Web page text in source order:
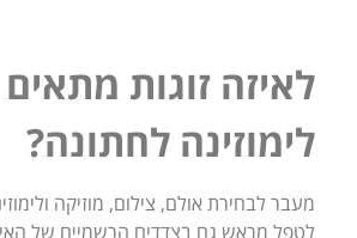
לאיזה זוגות מתאים
לימוזינה לחתונה?
מעבר לבחירת אולם, צילום, מוזיקה
לטפל מראש גם בצדדים הרשמיים של